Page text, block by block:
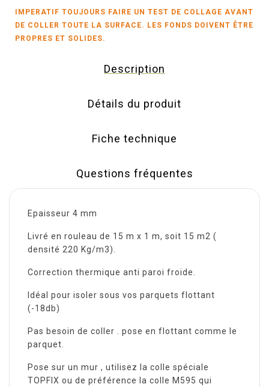
IMPERATIF TOUJOURS FAIRE UN TEST DE COLLAGE AVANT
DE COLLER TOUTE LA SURFACE. LES FONDS DOIVENT ÊTRE
PROPRES ET SOLIDES.
Description
Détails du produit
Fiche technique
Questions fréquentes
Epaisseur 4 mm
Livré en rouleau de 15 m x 1 m, soit 15 m2 (
densité 220 Kg/m3).
Correction thermique anti paroi froide.
Idéal pour isoler sous vos parquets flottant
(-18db)
Pas besoin de coller . pose en flottant comme le
parquet.
Pose sur un mur , utilisez la colle spéciale
TOPFIX ou de préférence la colle M595 qui